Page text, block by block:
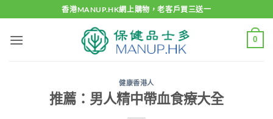
to
content
香港MANUP.HK網上購物，老客戶買三送一
0
健康香港人
推薦：男人精中帶血食療大全